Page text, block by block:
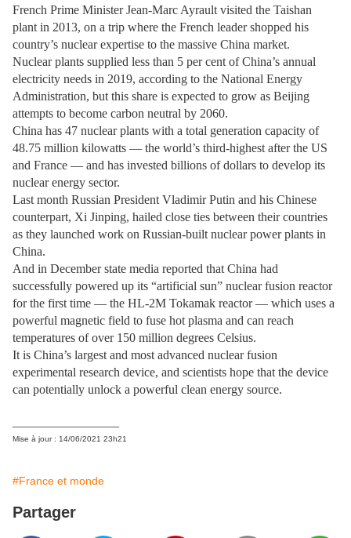
French Prime Minister Jean-Marc Ayrault visited the Taishan
plant in 2013, on a trip where the French leader shopped his
country’s nuclear expertise to the massive China market.
Nuclear plants supplied less than 5 per cent of China’s annual
electricity needs in 2019, according to the National Energy
Administration, but this share is expected to grow as Beijing
attempts to become carbon neutral by 2060.
China has 47 nuclear plants with a total generation capacity of
48.75 million kilowatts — the world’s third-highest after the US
and France — and has invested billions of dollars to develop its
nuclear energy sector.
Last month Russian President Vladimir Putin and his Chinese
counterpart, Xi Jinping, hailed close ties between their countries
as they launched work on Russian-built nuclear power plants in
China.
And in December state media reported that China had
successfully powered up its “artificial sun” nuclear fusion reactor
for the first time — the HL-2M Tokamak reactor — which uses a
powerful magnetic field to fuse hot plasma and can reach
temperatures of over 150 million degrees Celsius.
It is China’s largest and most advanced nuclear fusion
experimental research device, and scientists hope that the device
can potentially unlock a powerful clean energy source.
Mise à jour : 14/06/2021 23h21
#France et monde
Partager